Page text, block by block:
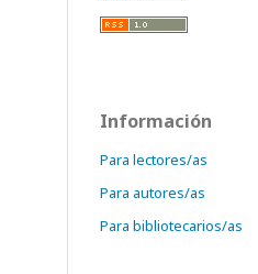
Información
Para lectores/as
Para autores/as
Para bibliotecarios/as